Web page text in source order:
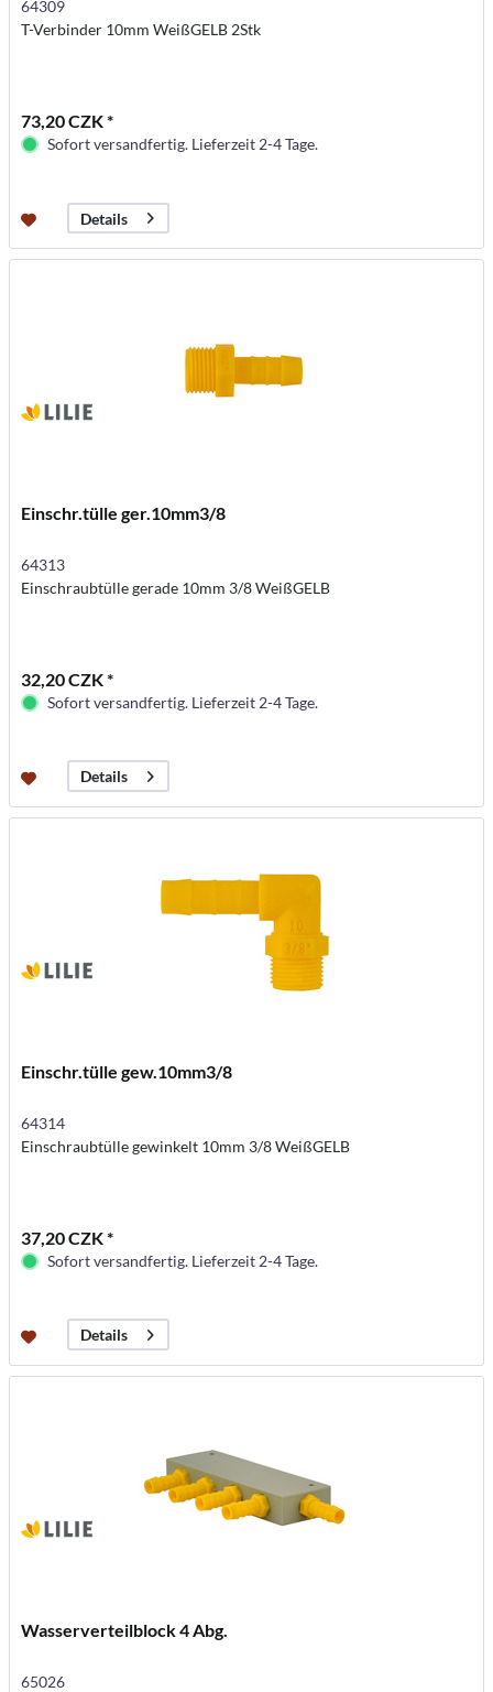
64309
T-Verbinder 10mm WeißGELB 2Stk
73,20 CZK *
Sofort versandfertig. Lieferzeit 2-4 Tage.
Details
Einschr.tülle ger.10mm3/8
64313
Einschraubtülle gerade 10mm 3/8 WeißGELB
32,20 CZK *
Sofort versandfertig. Lieferzeit 2-4 Tage.
Details
Einschr.tülle gew.10mm3/8
64314
Einschraubtülle gewinkelt 10mm 3/8 WeißGELB
37,20 CZK *
Sofort versandfertig. Lieferzeit 2-4 Tage.
Details
Wasserverteilblock 4 Abg.
65026